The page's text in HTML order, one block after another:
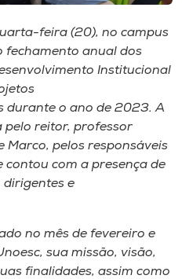
feira (20), no campus
fechamento anual dos
Institucional
durante o ano de 2023. A
pelo reitor, professor
Marco, pelos responsáveis
contou com a presença de
e
no mês de fevereiro e
sua missão, visão,
finalidades, assim como